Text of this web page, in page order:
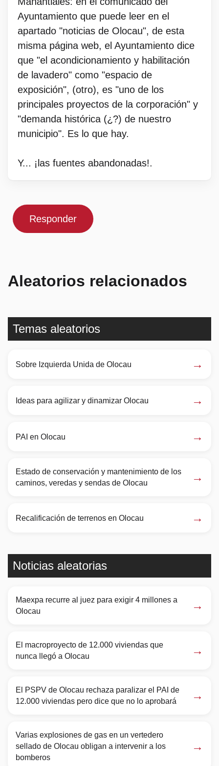
Ayuntamiento que puede leer en el
apartado "noticias de Olocau", de esta
misma página web, el Ayuntamiento dice
que "el acondicionamiento y habilitación
de lavadero" como "espacio de
exposición", (otro), es "uno de los
principales proyectos de la corporación" y
"demanda histórica (¿?) de nuestro
municipio". Es lo que hay.
Y... ¡las fuentes abandonadas!.
Responder
Aleatorios relacionados
Temas aleatorios
Sobre Izquierda Unida de Olocau →
Ideas para agilizar y dinamizar Olocau →
PAI en Olocau →
Estado de conservación y mantenimiento de los
caminos, veredas y sendas de Olocau
→
Recalificación de terrenos en Olocau →
Noticias aleatorias
Maexpa recurre al juez para exigir 4 millones a
Olocau
→
El macroproyecto de 12.000 viviendas que
nunca llegó a Olocau
→
El PSPV de Olocau rechaza paralizar el PAI de
12.000 viviendas pero dice que no lo aprobará
→
Varias explosiones de gas en un vertedero
sellado de Olocau obligan a intervenir a los
bomberos
→